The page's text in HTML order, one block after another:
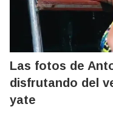
Las fotos de
disfrutando del
yate